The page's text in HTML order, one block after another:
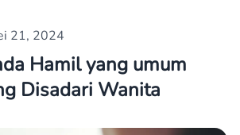
21, 2024
Hamil yang umum
Disadari Wanita